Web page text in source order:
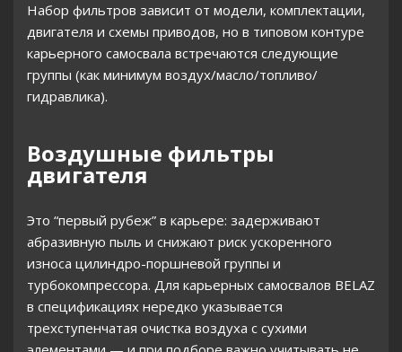
Набор фильтров зависит от модели, комплектации,
двигателя и схемы приводов, но в типовом контуре
карьерного самосвала встречаются следующие
группы (как минимум воздух/масло/топливо/
гидравлика).
Воздушные фильтры
двигателя
Это “первый рубеж” в карьере: задерживают
абразивную пыль и снижают риск ускоренного
износа цилиндро-поршневой группы и
турбокомпрессора. Для карьерных самосвалов BELAZ
в спецификациях нередко указывается
трехступенчатая очистка воздуха с сухими